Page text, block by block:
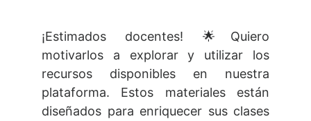
¡Estimados docentes! 🌟Quiero
motivarlos a explorar y utilizar los
recursos disponibles en nuestra
plataforma. Estos materiales están
diseñados para enriquecer sus clases